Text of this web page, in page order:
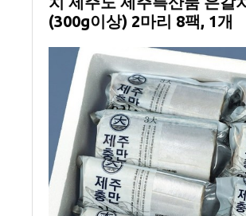
(300g이상) 2마리 8팩, 1개